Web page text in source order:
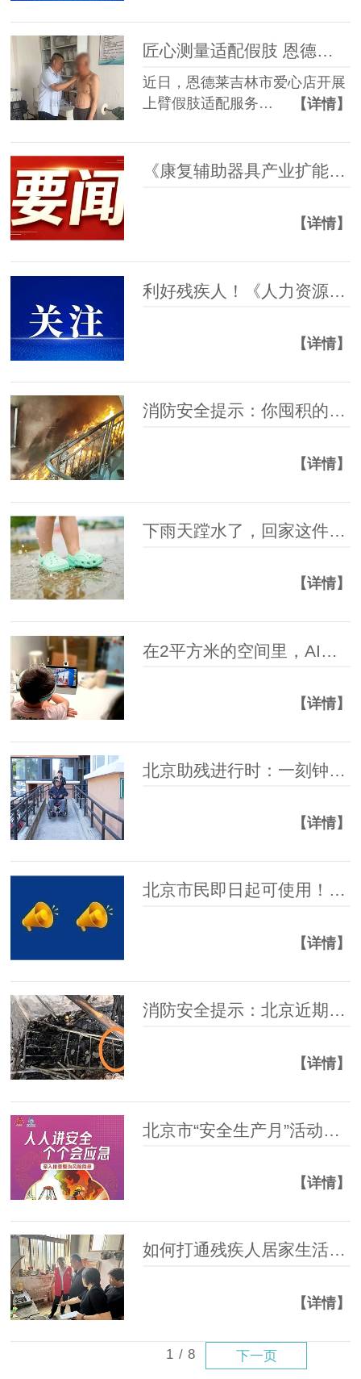
匠心测量适配假肢 恩德莱吉林市爱心店助力残友重拾生活便利
近日，恩德莱吉林市爱心店开展
上臂假肢适配服务…
【详情】
《康复辅助器具产业扩能提质三年行动方案（2026—2028年）》
【详情】
利好残疾人！《人力资源和社会保障事业发展“十五五”规划》印发
【详情】
消防安全提示：你囤积的快递纸箱，可能正在悄悄“威胁”全家安全
【详情】
下雨天蹚水了，回家这件事一定要做，急诊科医生紧急提醒——
【详情】
在2平方米的空间里，AI如何改变孤独症孩子的世界？
【详情】
北京助残进行时：一刻钟无障碍便民圈 铺就暖心幸福路
【详情】
北京市民即日起可使用！紧急情况能救命——
【详情】
消防安全提示：北京近期3起家庭火灾，都因蚊香引起——
【详情】
北京市“安全生产月”活动主题海报来了！附下载链接
【详情】
如何打通残疾人居家生活的 “最后一米” ？这里正在这样做
【详情】
1 / 8 下一页